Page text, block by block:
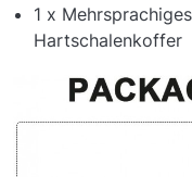
1 x
Hartschalenkoffer